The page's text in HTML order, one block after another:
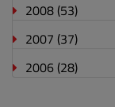
2008 (53)
2007 (37)
2006 (28)